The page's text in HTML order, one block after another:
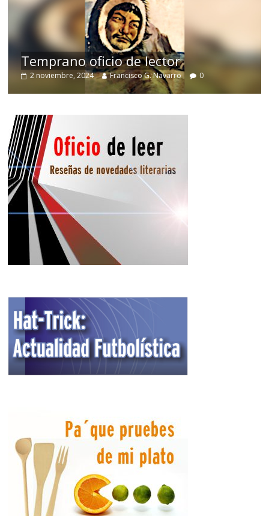
Temprano oficio de lector
2 noviembre, 2024 Francisco G. Navarro 0